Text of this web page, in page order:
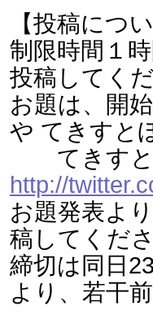
【投稿につ
制限時間１
投稿してく
お題は、開
や てきすと
てきす
http://
お題発表よ
稿してくだ
締切は同日
より、若干